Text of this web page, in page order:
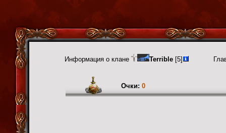
Информация о клане Terrible [5]
Очки: 0